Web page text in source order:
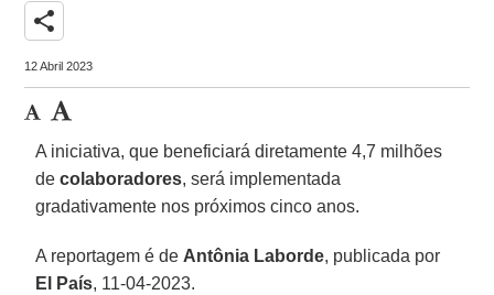
share
12 Abril 2023
A iniciativa, que beneficiará diretamente 4,7 milhões
decolaboradores, será implementada
gradativamente nos próximos cinco anos.
A reportagem é de Antônia Laborde, publicada por
El País, 11-04-2023.